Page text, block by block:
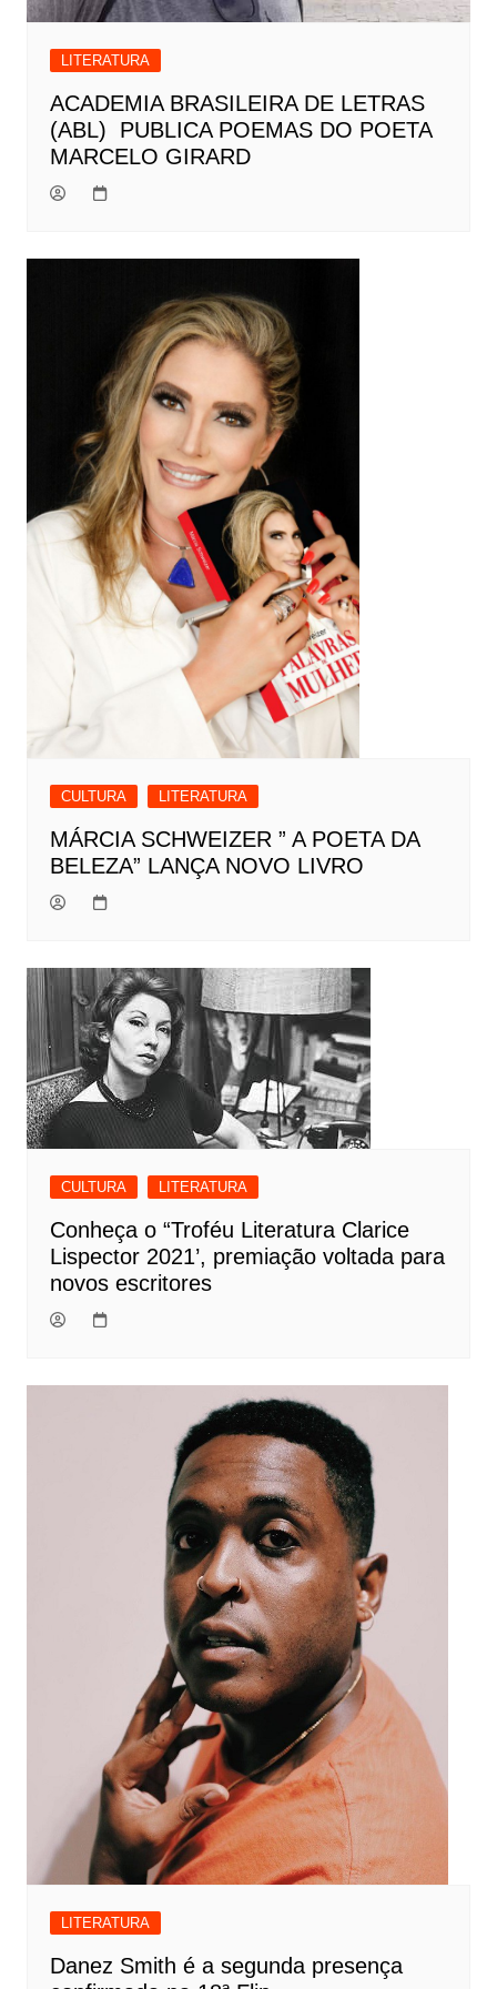
LITERATURA
ACADEMIA BRASILEIRA DE LETRAS
(ABL) PUBLICA POEMAS DO POETA
MARCELO GIRARD
CULTURA LITERATURA
MÁRCIA SCHWEIZER ” A POETA DA
BELEZA” LANÇA NOVO LIVRO
CULTURA LITERATURA
Conheça o “Troféu Literatura Clarice
Lispector 2021’, premiação voltada para
novos escritores
LITERATURA
Danez Smith é a segunda presença